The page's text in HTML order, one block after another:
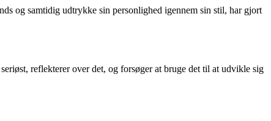
og samtidig udtrykke sin personlighed igennem sin stil, har gjort
reflekterer over det, og forsøger at bruge det til at udvikle sig